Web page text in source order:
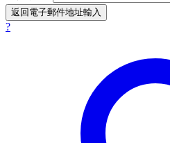
返回電子郵件地址輸入
?